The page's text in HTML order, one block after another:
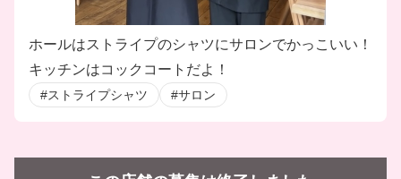
ホールはストライプのシャツにサロンでかっこいい！
キッチンはコックコートだよ！
#ストライプシャツ #サロン